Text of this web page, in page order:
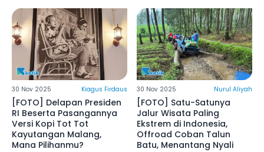
30 Nov 2025 Kiagus Firdaus
[FOTO] Delapan Presiden
RI Beserta Pasangannya
Versi Kopi Tot Tot
Kayutangan Malang,
Mana Pilihanmu?
30 Nov 2025 Nurul Aliyah
[FOTO] Satu-Satunya
Jalur Wisata Paling
Ekstrem di Indonesia,
Offroad Coban Talun
Batu, Menantang Nyali